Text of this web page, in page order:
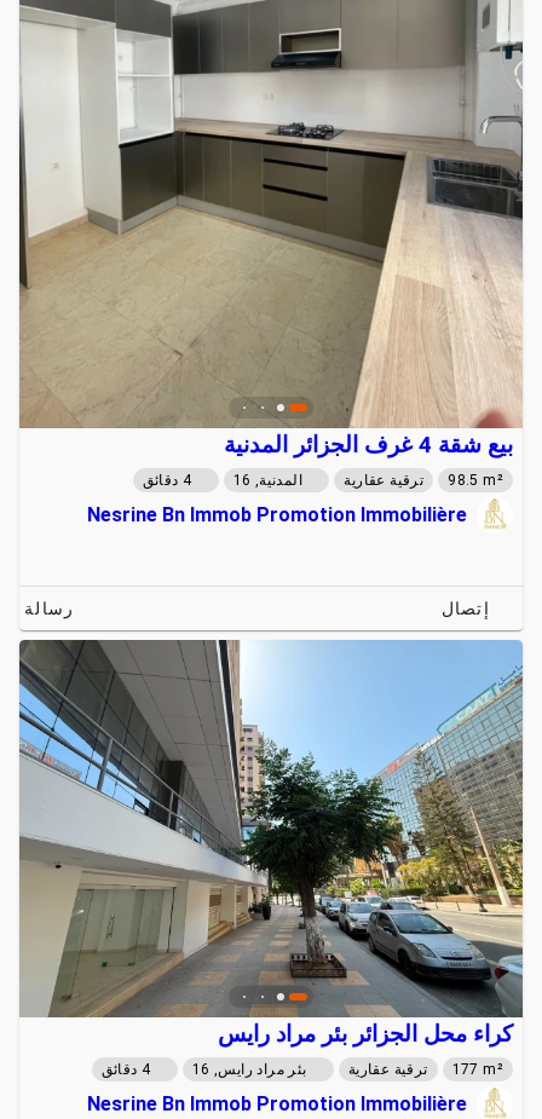
بيع شقة 4 غرف الجزائر المدنية
98.5 m² ترقية عقارية المدنية, 16 4 دقائق
Nesrine Bn Immob Promotion Immobilière
إتصال رسالة
كراء محل الجزائر بئر مراد رايس
177 m² ترقية عقارية بئر مراد رايس, 16 4 دقائق
Nesrine Bn Immob Promotion Immobilière